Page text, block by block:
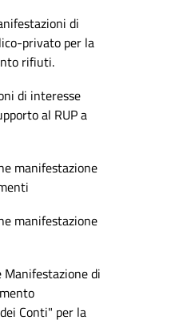
di
privato per la
rifiuti.
di interesse
al RUP a
manifestazione
manifestazione
Manifestazione di
Conti" per la